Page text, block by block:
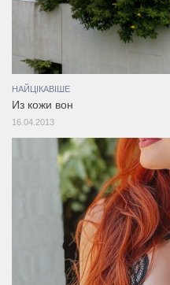
НАЙЦІКАВІШЕ
Из кожи вон
16.04.2013